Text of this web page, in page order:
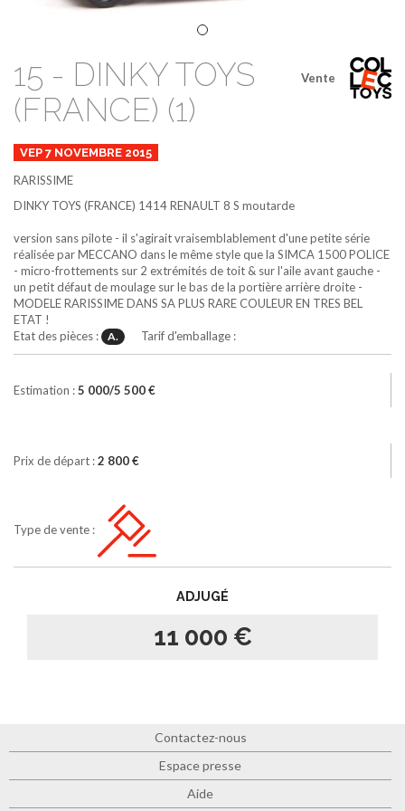
Vente
15 - DINKY TOYS
(FRANCE) (1)
VEP 7 NOVEMBRE 2015
RARISSIME
DINKY TOYS (FRANCE) 1414RENAULT 8 S moutarde
version sans pilote - il s'agirait vraisemblablement d'une petite série
réalisée par MECCANO dans le même style que la SIMCA 1500 POLICE
- micro-frottements sur 2 extrémités de toit & sur l'aile avant gauche -
un petit défaut de moulage sur le bas de la portière arrière droite -
MODELE RARISSIME DANS SA PLUS RARE COULEUR EN TRES BEL
ETAT !
Etat des pièces :
A. Tarif d'emballage :
Estimation :5 000/5 500 €
Prix de départ :2 800 €
Type de vente :
ADJUGÉ
11 000 €
Contactez-nous
Espace presse
Aide